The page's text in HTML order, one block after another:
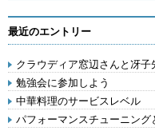
最近のエントリー
クラウディア窓辺さんと冴子
勉強会に参加しよう
中華料理のサービスレベル
パフォーマンスチューニング